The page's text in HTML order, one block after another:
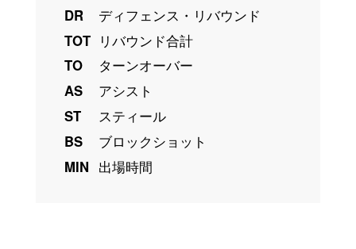
DR
ディフェンス・リバウンド
TOT リバウンド合計
TO
ターンオーバー
AS
アシスト
ST
スティール
BS
ブロックショット
MIN 出場時間